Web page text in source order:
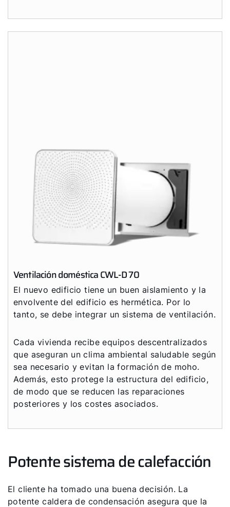
Ventilación doméstica CWL-D 70
El nuevo edificio tiene un buen aislamiento y la
envolvente del edificio es hermética. Por lo
tanto, se debe integrar un sistema de ventilación.
Cada vivienda recibe equipos descentralizados
que aseguran un clima ambiental saludable según
sea necesario y evitan la formación de moho.
Además, esto protege la estructura del edificio,
de modo que se reducen las reparaciones
posteriores y los costes asociados.
Potente sistema de calefacción
El cliente ha tomado una buena decisión. La
potente caldera de condensación asegura que la